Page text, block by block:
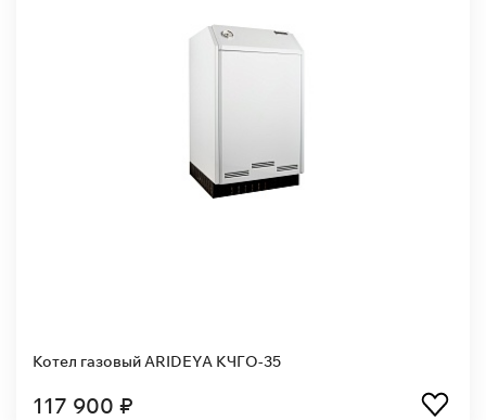
Котел газовый ARIDEYA КЧГО-35
117 900 ₽